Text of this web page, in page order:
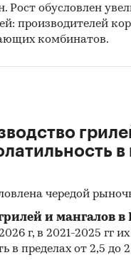
Рост обусловлен
производителей
комбинатов.
в
чередой
и мангалов в
г, в 2021-2025 гг
в пределах от 2,5 до